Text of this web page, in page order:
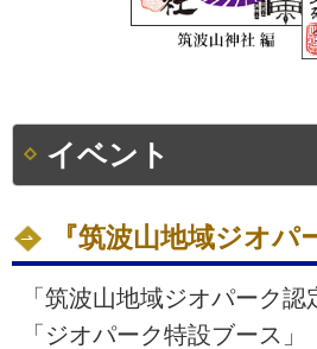
イベント
『筑波山地域ジオパ
「筑波山地域ジオパーク
「ジオパーク特設ブース」